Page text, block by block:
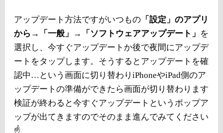
アップデート方法ですがいつもの 「設定」のアプリ
から→「一般」→「ソフトウェアアップデート」 を
選択し、今すぐアップデートか後で夜間にアップデ
ートをタップします。そうするとアップデートを確
認中…という画面に切り替わりiPhoneやiPad側のア
ップデートの準備ができたら画面が切り替わります
検証が終わると今すぐアップデートというポップア
ップが出てきますのでそのまま進んでみてください
☝️